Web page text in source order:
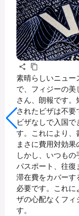
素晴らしいニュー
で、フィジーの
さん、朗報です
されたビザは不
ビザなしで入国
す。これにより、
まさに費用対効果
しかし、いつも
パスポート、往復
滞在費をカバー
必要です。これ
ザの心配なくフィ
す。